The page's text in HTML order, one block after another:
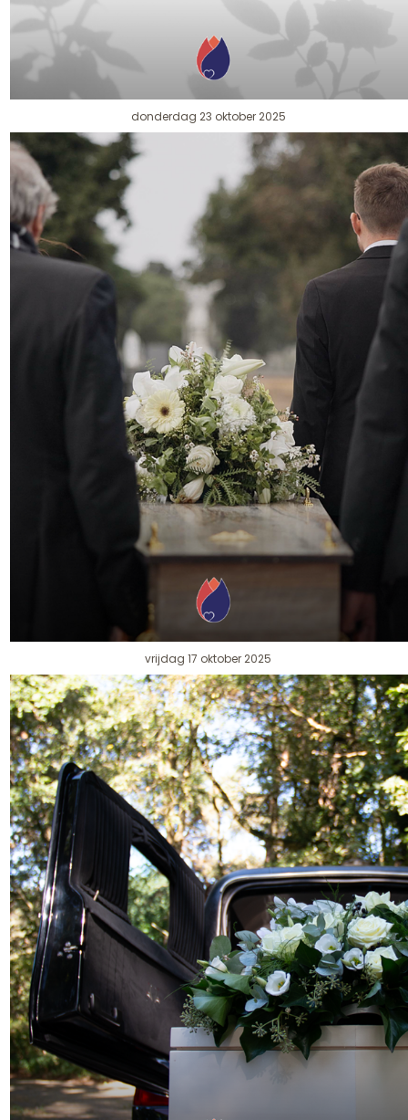
donderdag 23 oktober 2025
vrijdag 17 oktober 2025